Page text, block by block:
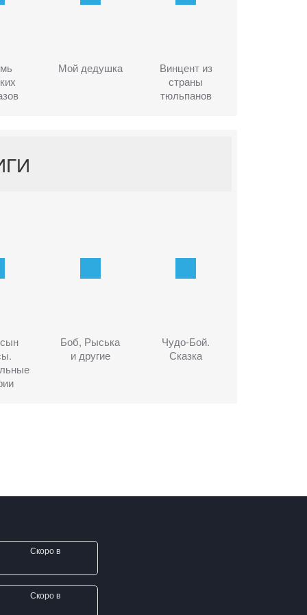
Мой дедушка
Винцент из
страны
тюльпанов
Боб, Рыська
и другие
Чудо-Бой.
Сказка
Скоро в
Скоро в